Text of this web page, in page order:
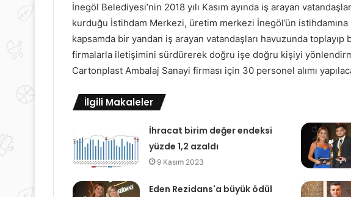
İnegöl Belediyesi’nin 2018 yılı Kasım ayında iş arayan
kurduğu İstihdam Merkezi, üretim merkezi İnegöl’ün istihdamına
kapsamda bir yandan iş arayan vatandaşları havuzunda toplayıp
firmalarla iletişimini sürdürerek doğru işe doğru kişiyi
Cartonplast Ambalaj Sanayi firması için 30 personel alımı
İlgili Makaleler
İhracat birim değer endeksi
yüzde 1,2 azaldı
9 Kasım 2023
Eden Rezidans'a büyük ödül